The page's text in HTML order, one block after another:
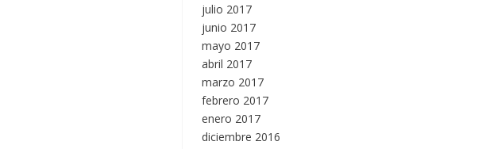
julio 2017
junio 2017
mayo 2017
abril 2017
marzo 2017
febrero 2017
enero 2017
diciembre 2016